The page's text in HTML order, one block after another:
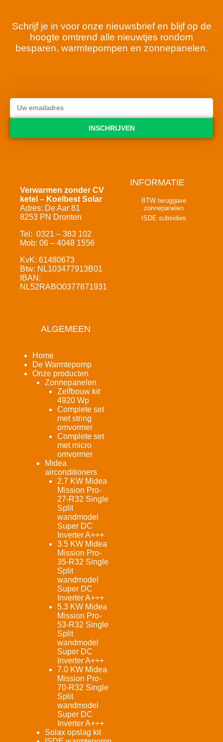
Schrijf je in voor onze nieuwsbrief en blijf op de
hoogte omtrend alle nieuwtjes rondom
besparen, warmtepompen en zonnepanelen.
INSCHRIJVEN
Verwarmen zonder CV
ketel – Koelbest Solar
Adres: De Aar 81
8253 PN Dronten
Tel: 0321 – 383 102
Mob: 06 – 4048 1556
KvK: 61480673
Btw: NL103477913B01
IBAN:
NL52RABO0377871931
INFORMATIE
BTW teruggave
zonnepanelen
ISDE subsidies
ALGEMEEN
Home
De Warmtepomp
Onze producten
Zonnepanelen
Zelfbouw kit
4920 Wp
Complete set
met string
omvormer
Complete set
met micro
omvormer
Midea
airconditioners
2.7 KW Midea
Mission Pro-
27-R32 Single
Split
wandmodel
Super DC
Inverter A+++
3.5 KW Midea
Mission Pro-
35-R32 Single
Split
wandmodel
Super DC
Inverter A+++
5.3 KW Midea
Mission Pro-
53-R32 Single
Split
wandmodel
Super DC
Inverter A+++
7.0 KW Midea
Mission Pro-
70-R32 Single
Split
wandmodel
Super DC
Inverter A+++
Solax opslag kit